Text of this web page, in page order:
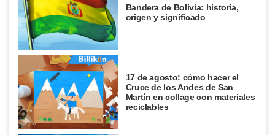
Bandera de Bolivia: historia,
origen y significado
17 de agosto: cómo hacer el
Cruce de los Andes de San
Martín en collage con materiales
reciclables